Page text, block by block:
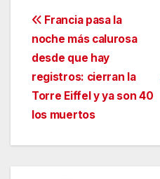
Navegación
de
entradas
Francia pasa la
noche más calurosa
desde que hay
registros: cierran la
Torre Eiffel y ya son 40
los muertos